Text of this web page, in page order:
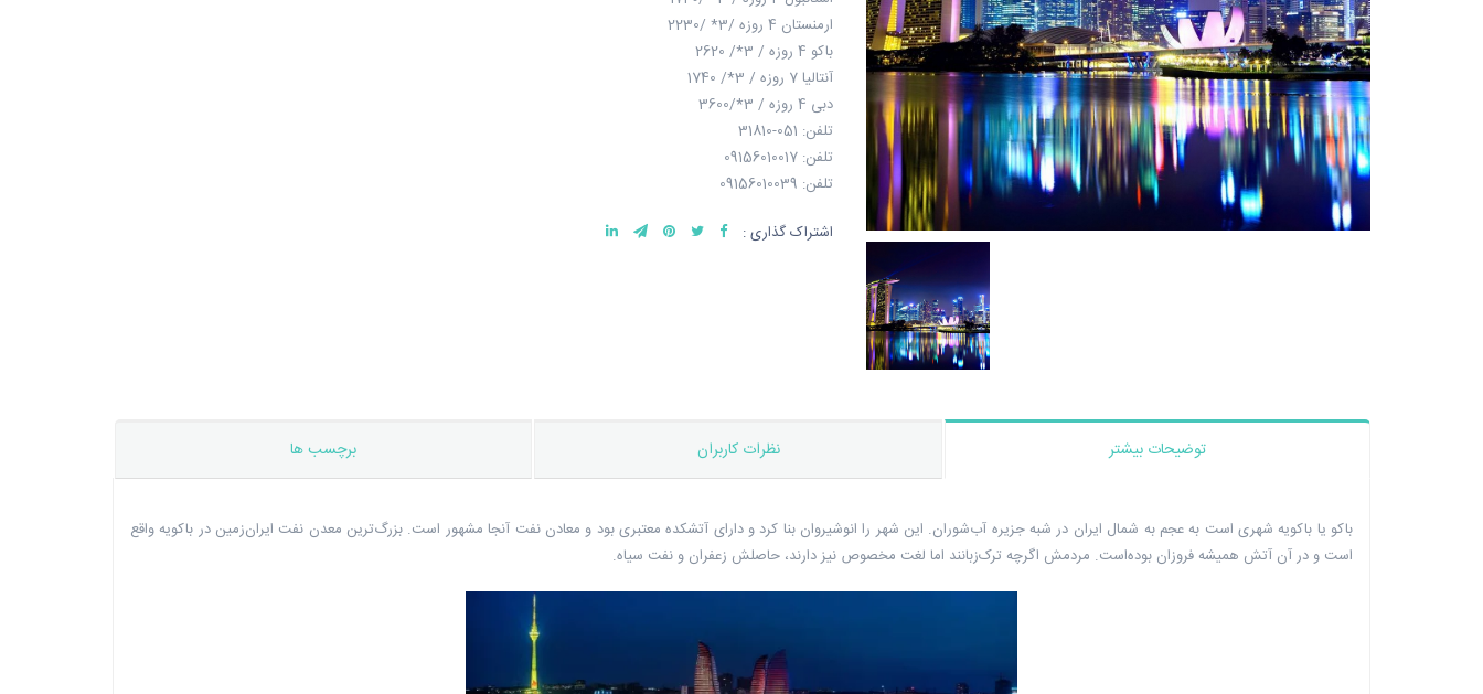
ارمنستان 4 روزه /3* /2230
باکو 4 روزه / 3*/ 2620
آنتالیا 7 روزه / 3*/ 1740
دبی 4 روزه / 3*/3600
تلفن: 051-31810
تلفن: 09156010017
تلفن: 09156010039
اشتراک گذاری :
توضیحات بیشتر نظرات کاربران برچسب ها
باکو یا باکویه شهری است به عجم به شمال ایران در شبه جزیره آب‌شوران. این شهر را انوشیروان بنا کرد و دارای آتشکده معتبری بود و معادن نفت آنجا مشهور است. بزرگ‌ترین معدن نفت ایران‌زمین در باکویه واقع
است و در آن آتش همیشه فروزان بوده‌است. مردمش اگرچه ترک‌زبانند اما لغت مخصوص نیز دارند، حاصلش زعفران و نفت سیاه.